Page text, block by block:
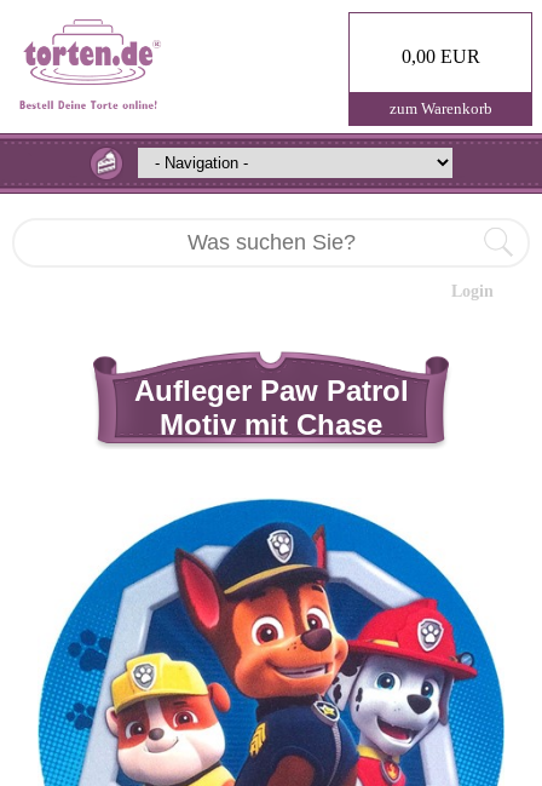
0,00 EUR
zum Warenkorb
Login
Aufleger Paw Patrol
Motiv mit Chase